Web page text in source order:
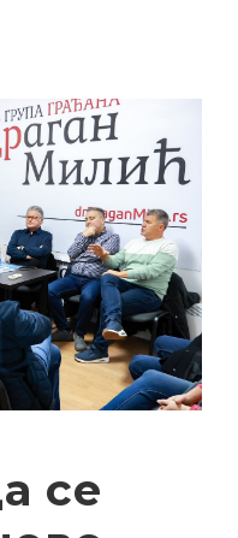
се